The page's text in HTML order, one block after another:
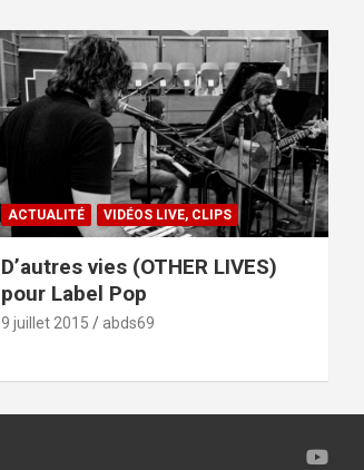
ACTUALITÉ VIDÉOS LIVE, CLIPS
D’autres vies (OTHER LIVES)
pour Label Pop
9 juillet 2015 abds69